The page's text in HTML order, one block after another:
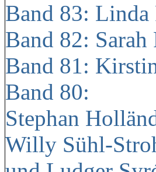
Band 83:
Band 82: Sarah
Band 81:
Band 80:
Stephan
Willy Sühl-